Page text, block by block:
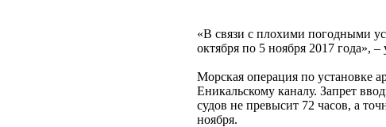
«В связи с плохими погодными
октября по 5 ноября 2017 года»,
Морская операция по установке
Еникальскому каналу. Запрет
судов не превысит 72 часов, а
ноября.